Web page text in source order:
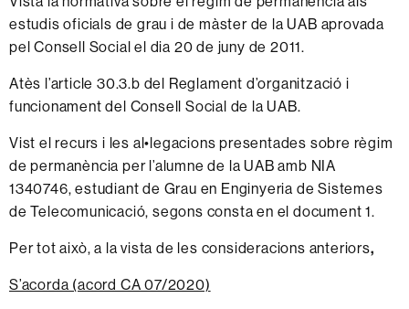
estudis oficials de grau i de màster de la UAB aprovada
pel Consell Social el dia 20 de juny de 2011.
Atès l’article 30.3.b del Reglament d’organització i
funcionament del Consell Social de la UAB.
Vist el recurs i les al•legacions presentades sobre règim
de permanència per l’alumne de la UAB amb NIA
1340746, estudiant de Grau en Enginyeria de Sistemes
de Telecomunicació, segons consta en el document 1.
Per tot això, a la vista de les consideracions anteriors,
S’acorda (acord CA 07/2020)